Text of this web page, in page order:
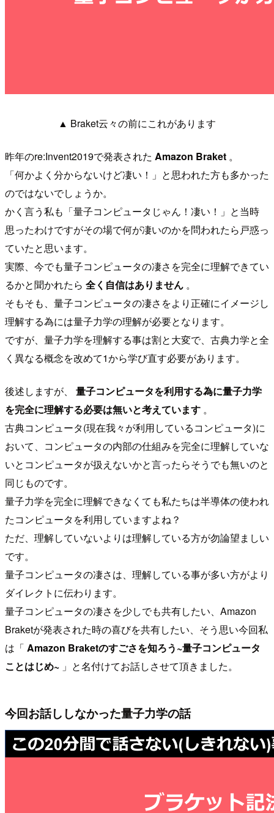
▲ Braket云々の前にこれがあります
昨年のre:Invent2019で発表された Amazon Braket 。
「何かよく分からないけど凄い！」と思われた方も多かった
のではないでしょうか。
かく言う私も「量子コンピュータじゃん！凄い！」と当時
思ったわけですがその場で何が凄いのかを問われたら戸惑っ
ていたと思います。
実際、今でも量子コンピュータの凄さを完全に理解できてい
るかと聞かれたら 全く自信はありません 。
そもそも、量子コンピュータの凄さをより正確にイメージし
理解する為には量子力学の理解が必要となります。
ですが、量子力学を理解する事は割と大変で、古典力学と全
く異なる概念を改めて1から学び直す必要があります。
後述しますが、 量子コンピュータを利用する為に量子力学
を完全に理解する必要は無いと考えています 。
古典コンピュータ(現在我々が利用しているコンピュータ)に
おいて、コンピュータの内部の仕組みを完全に理解していな
いとコンピュータが扱えないかと言ったらそうでも無いのと
同じものです。
量子力学を完全に理解できなくても私たちは半導体の使われ
たコンピュータを利用していますよね？
ただ、理解していないよりは理解している方が勿論望ましい
です。
量子コンピュータの凄さは、理解している事が多い方がより
ダイレクトに伝わります。
量子コンピュータの凄さを少しでも共有したい、Amazon
Braketが発表された時の喜びを共有したい、そう思い今回私
は「 Amazon Braketのすごさを知ろう ~量子コンピュータ
ことはじめ~ 」と名付けてお話しさせて頂きました。
今回お話ししなかった量子力学の話